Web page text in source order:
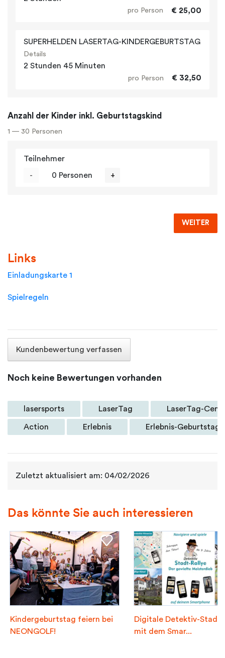
pro Person € 25,00
SUPERHELDEN LASERTAG-KINDERGEBURTSTAG
Details
2 Stunden 45 Minuten
pro Person € 32,50
Anzahl der Kinder inkl. Geburtstagskind
1 — 30 Personen
Teilnehmer
- 0 Personen +
WEITER
Links
Einladungskarte 1
Spielregeln
Kundenbewertung verfassen
Noch keine Bewertungen vorhanden
lasersports LaserTag LaserTag-
Action Erlebnis Erlebnis-Geburtstag
Zuletzt aktualisiert am: 04/02/2026
Das könnte Sie auch interessieren
Kindergeburtstag feiern bei
NEONGOLF!
Digitale Detektiv-
mit dem Smar...